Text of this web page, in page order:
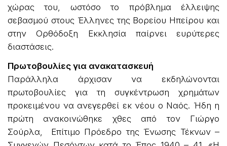
χώρας του, ωστόσο το πρόβλημα έλλειψης
σεβασμού στους Έλληνες της Βορείου Ηπείρου και
στην Ορθόδοξη Εκκλησία παίρνει ευρύτερες
διαστάσεις.
Πρωτοβουλίες για ανακατασκευή
Παράλληλα άρχισαν να εκδηλώνονται
πρωτοβουλίες για τη συγκέντρωση χρημάτων
προκειμένου να ανεγερθεί εκ νέου ο Ναός. Ήδη η
πρώτη ανακοινώθηκε χθες από τον Γιώργο
Σούρλα, Επίτιμο Πρόεδρο της Ένωσης Τέκνων –